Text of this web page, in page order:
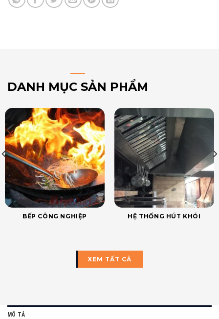
DANH MỤC SẢN PHẨM
BẾP CÔNG NGHIỆP HỆ THỐNG HÚT KHÓI
XEM TẤT CẢ
MÔ TẢ